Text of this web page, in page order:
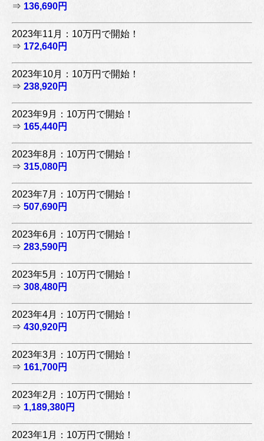
⇒ 136,690円
2023年11月：10万円で開始！
⇒ 172,640円
2023年10月：10万円で開始！
⇒ 238,920円
2023年9月：10万円で開始！
⇒ 165,440円
2023年8月：10万円で開始！
⇒ 315,080円
2023年7月：10万円で開始！
⇒ 507,690円
2023年6月：10万円で開始！
⇒ 283,590円
2023年5月：10万円で開始！
⇒ 308,480円
2023年4月：10万円で開始！
⇒ 430,920円
2023年3月：10万円で開始！
⇒ 161,700円
2023年2月：10万円で開始！
⇒ 1,189,380円
2023年1月：10万円で開始！